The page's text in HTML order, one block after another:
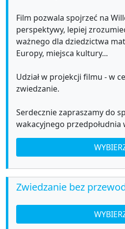
Film pozwala spojrzeć na
perspektywy, lepiej
ważnego dla dziedzictwa
Europy, miejsca kultury...
Udział w projekcji filmu - w
zwiedzanie.
Serdecznie zapraszamy do
wakacyjnego przedpołudnia
Zwiedzanie bez